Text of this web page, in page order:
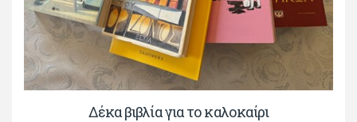
Δέκα βιβλία για το καλοκαίρι